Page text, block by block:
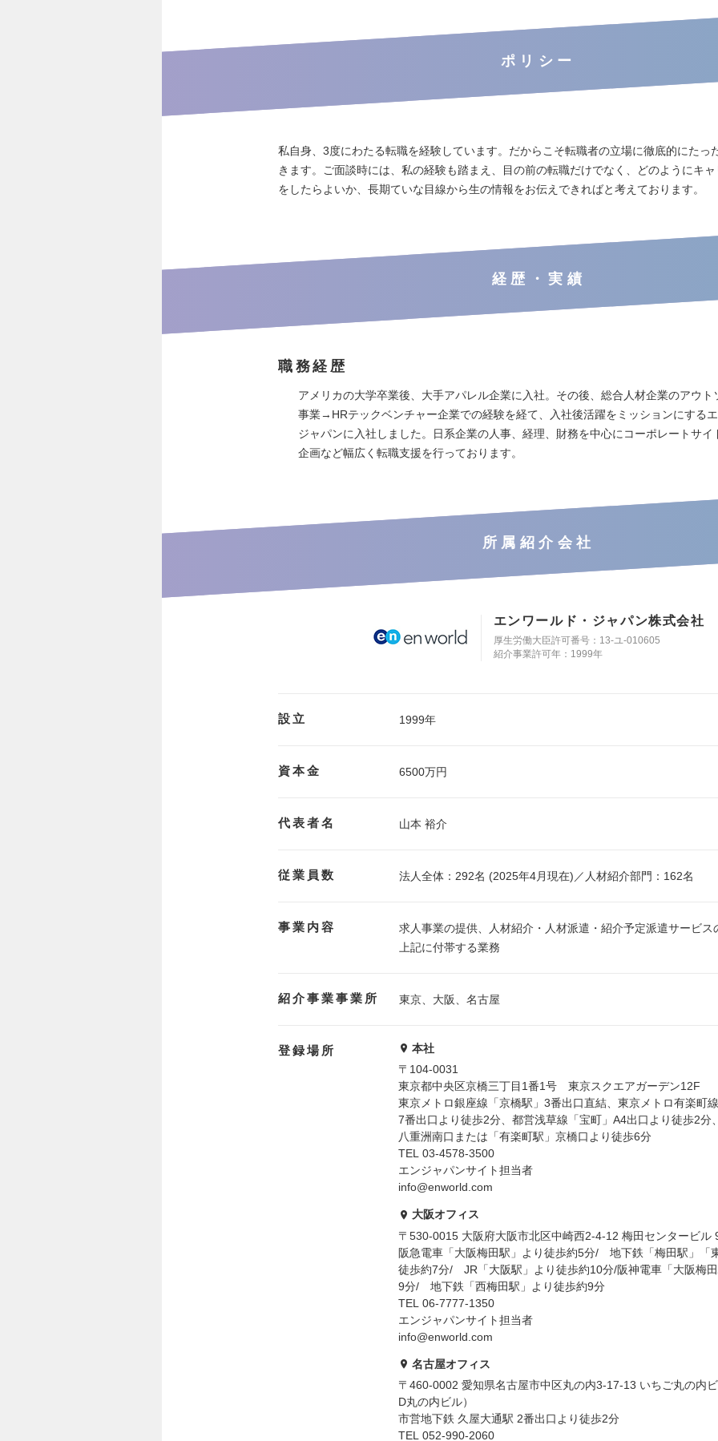
ポリシー
私自身、3度にわたる転職を経験しています。だからこそ転職者の立場に徹底的にたっ
きます。ご面談時には、私の経験も踏まえ、目の前の転職だけでなく、どのようにキ
をしたらよいか、長期ていな目線から生の情報をお伝えできればと考えております。
経歴・実績
職務経歴
アメリカの大学卒業後、大手アパレル企業に入社。その後、総合人材企業のアウト
事業→HRテックベンチャー企業での経験を経て、入社後活躍をミッションにする
ジャパンに入社しました。日系企業の人事、経理、財務を中心にコーポレートサイ
企画など幅広く転職支援を行っております。
所属紹介会社
エンワールド・ジャパン株式会社
厚生労働大臣許可番号：13-ユ-010605
紹介事業許可年：1999年
設立 1999年
資本金 6500万円
代表者名 山本 裕介
従業員数 法人全体：292名 (2025年4月現在)／人材紹介部門：162名
事業内容
求人事業の提供、人材紹介・人材派遣・紹介予定派遣サービス
上記に付帯する業務
紹介事業事業所 東京、大阪、名古屋
登録場所
本社
〒104-0031
東京都中央区京橋三丁目1番1号 東京スクエアガーデン12F
東京メトロ銀座線「京橋駅」3番出口直結、東京メトロ有楽町線
7番出口より徒歩2分、都営浅草線「宝町」A4出口より徒歩2分
八重洲南口または「有楽町駅」京橋口より徒歩6分
TEL 03-4578-3500
エンジャパンサイト担当者
info@enworld.com
大阪オフィス
〒530-0015 大阪府大阪市北区中崎西2-4-12 梅田センタービル
阪急電車「大阪梅田駅」より徒歩約5分/ 地下鉄「梅田駅」「
徒歩約7分/ JR「大阪駅」より徒歩約10分/阪神電車「大阪梅
9分/ 地下鉄「西梅田駅」より徒歩約9分
TEL 06-7777-1350
エンジャパンサイト担当者
info@enworld.com
名古屋オフィス
〒460-0002 愛知県名古屋市中区丸の内3-17-13 いちご丸の内
D丸の内ビル）
市営地下鉄 久屋大通駅 2番出口より徒歩2分
TEL 052-990-2060